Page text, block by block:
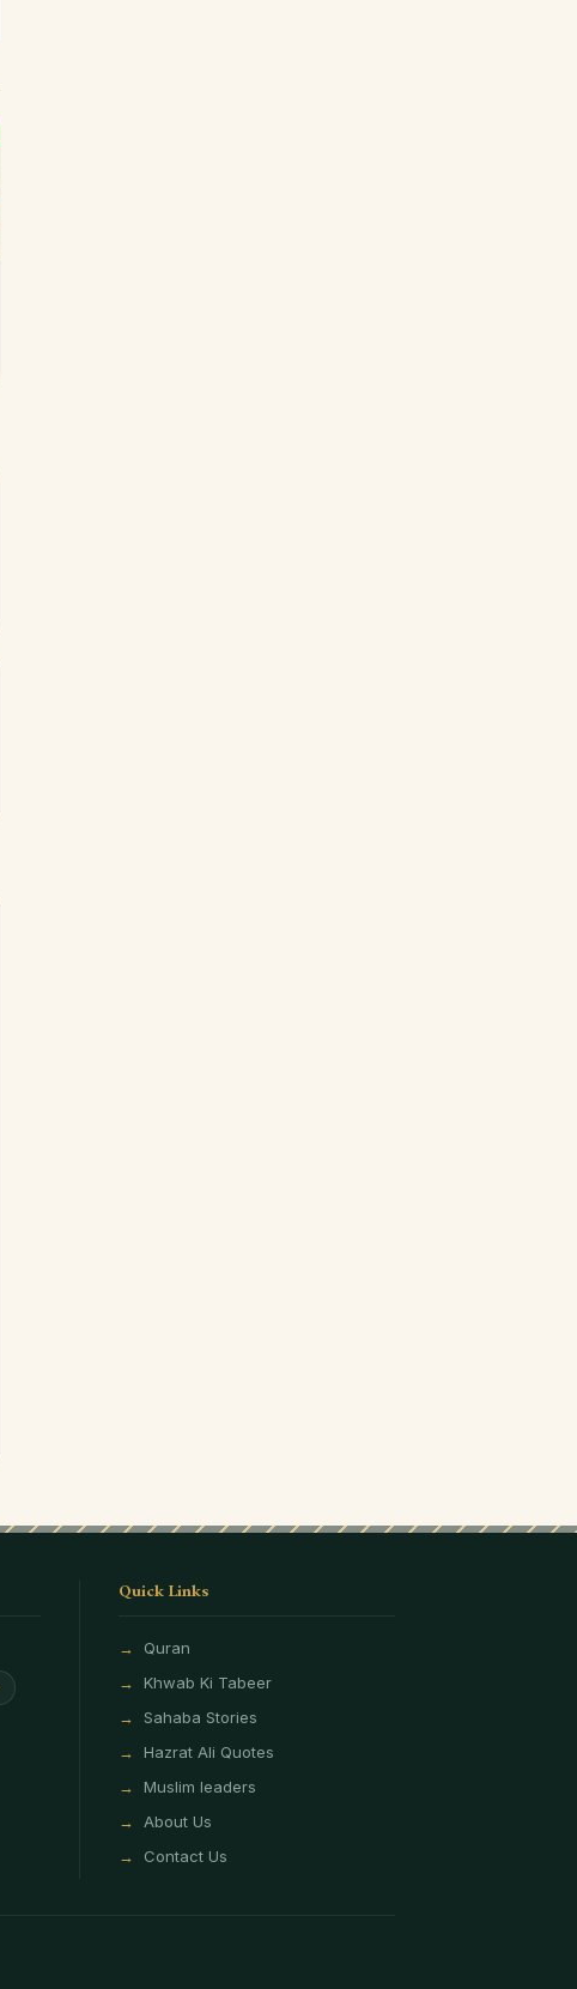
Quick Links
Quran
Khwab Ki Tabeer
Sahaba Stories
Hazrat Ali Quotes
Muslim leaders
About Us
Contact Us